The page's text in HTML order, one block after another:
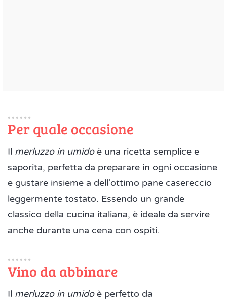
Per quale occasione
Il merluzzo in umidoè una ricetta semplice e
saporita, perfetta da preparare in ogni occasione
e gustare insieme a dell'ottimo pane casereccio
leggermente tostato. Essendo un grande
classico della cucina italiana, è ideale da servire
anche durante una cena con ospiti.
Vino da abbinare
Il merluzzo in umidoè perfetto da